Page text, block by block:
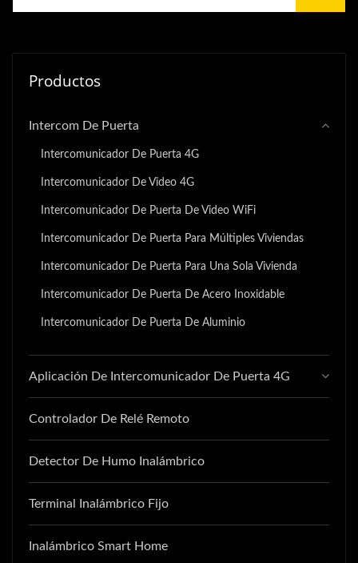
Productos
Intercom De Puerta
Intercomunicador De Puerta 4G
Intercomunicador De Video 4G
Intercomunicador De Puerta De Video WiFi
Intercomunicador De Puerta Para Múltiples Viviendas
Intercomunicador De Puerta Para Una Sola Vivienda
Intercomunicador De Puerta De Acero Inoxidable
Intercomunicador De Puerta De Aluminio
Aplicación De Intercomunicador De Puerta 4G
Controlador De Relé Remoto
Detector De Humo Inalámbrico
Terminal Inalámbrico Fijo
Inalámbrico Smart Home